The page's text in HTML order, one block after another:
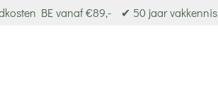
BE vanaf €89,- ✔ 50 jaar vakkennis